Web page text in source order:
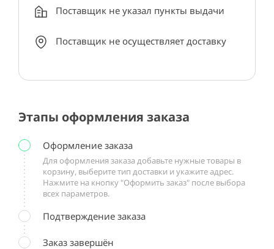
Поставщик не указал пункты выдачи
Поставщик не осуществляет доставку
Этапы оформления заказа
Оформление заказа
Для оформления заказа добавьте нужные товары в
корзину, выберите тип доставки и укажите адрес.
Нажмите на кнопку "Оформить заказ" после выбора
всех параметров.
Подтверждение заказа
Заказ завершён